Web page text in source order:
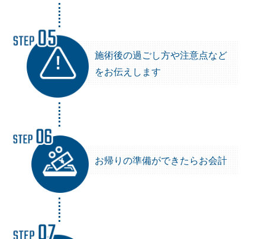
施術後の過ごし方や注意点など
をお伝えします
お帰りの準備ができたらお会計